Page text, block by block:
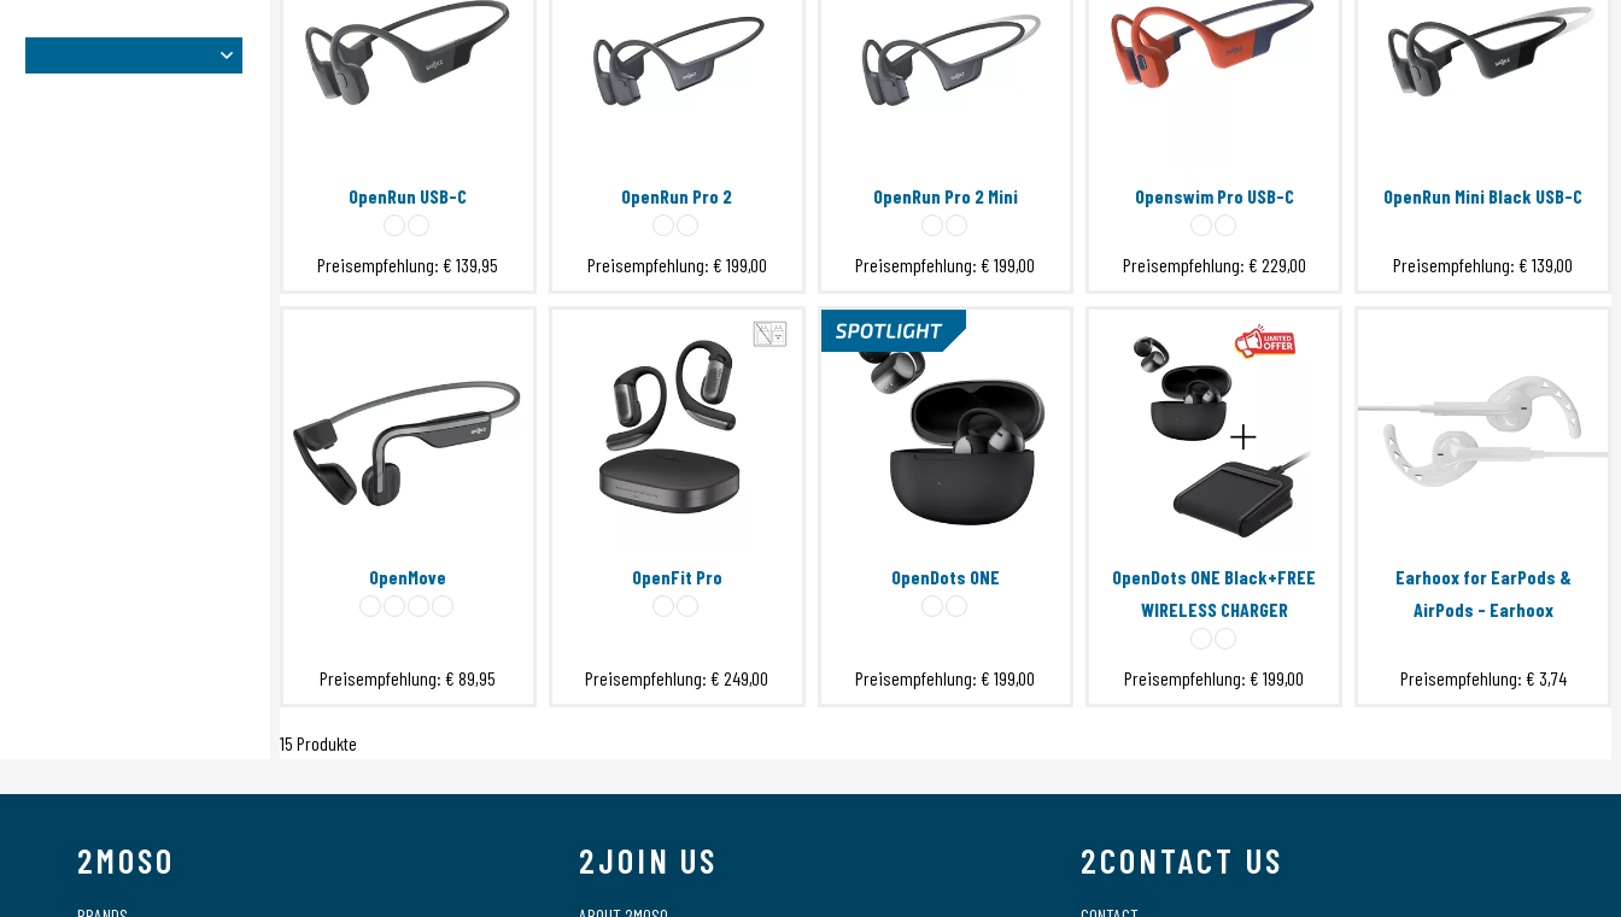
Apparel
POS material
Outlet
OpenRun USB-C
Preisempfehlung:€ 139,95
OpenRun Pro 2
Preisempfehlung: € 199,00
OpenRun Pro 2 Mini
Preisempfehlung:€ 199,00
Openswim Pro USB-C
Preisempfehlung: € 229,00
OpenRun Mini Black USB-C
Preisempfehlung:€ 139,00
OpenMove
Preisempfehlung:€ 89,95
OpenFit Pro
Preisempfehlung:€ 249,00
OpenDots ONE
Preisempfehlung:€ 199,00
OpenDots ONE Black+FREE
WIRELESS CHARGER
Preisempfehlung:€ 199,00
Earhoox for EarPods &
AirPods - Earhoox
Preisempfehlung: € 3,74
15 Produkte
2MOSO 2JOIN US 2CONTACT US